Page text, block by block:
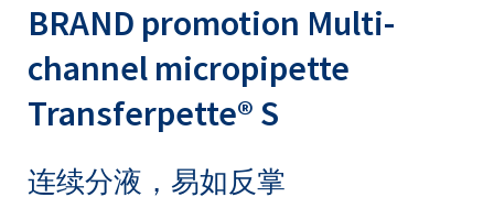
BRAND promotion Multi-
channel micropipette
Transferpette® S
连续分液，易如反掌